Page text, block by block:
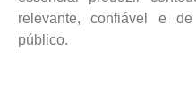
relevante, confiável e
público.